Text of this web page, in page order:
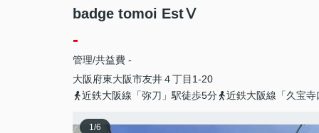
badge tomoi EstⅤ
-
管理/共益費 -
大阪府東大阪市友井４丁目1-20
近鉄大阪線「弥刀」駅徒歩5分
近鉄大阪線「久宝
1/6